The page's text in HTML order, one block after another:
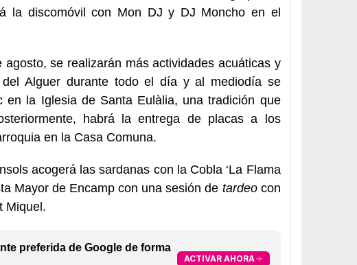
la discomóvil con Mon DJ y DJ Moncho en el
se realizarán más actividades acuáticas y
Alguer durante todo el día y al mediodía se
en la Iglesia de Santa Eulàlia, una tradición que
habrá la entrega de placas a los
en la Casa Comuna.
acogerá las sardanas con la Cobla ‘La Flama
Mayor de Encamp con una sesión de tardeocon
Miquel.
preferida de Google de forma
ACTIVAR AHORA